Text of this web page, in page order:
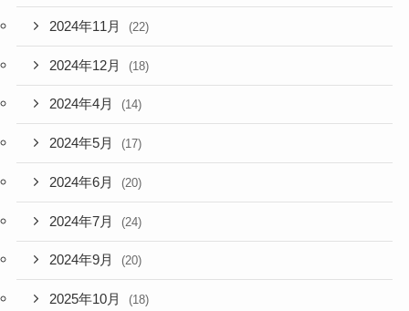
2024年11月 (22)
2024年12月 (18)
2024年4月 (14)
2024年5月 (17)
2024年6月 (20)
2024年7月 (24)
2024年9月 (20)
2025年10月 (18)